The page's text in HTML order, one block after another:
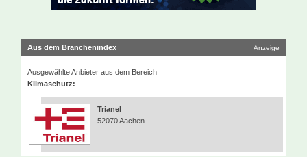
Aus dem Branchenindex Anzeige
Ausgewählte Anbieter aus dem Bereich
Klimaschutz:
Trianel
52070 Aachen